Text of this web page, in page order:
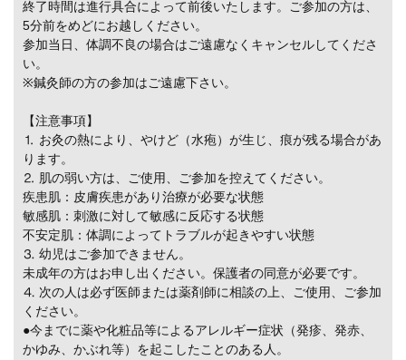
終了時間は進行具合によって前後いたします。ご参加の方は、
5分前をめどにお越しください。
参加当日、体調不良の場合はご遠慮なくキャンセルしてくださ
い。
※鍼灸師の方の参加はご遠慮下さい。
【注意事項】
⒈ お灸の熱により、やけど（水疱）が生じ、痕が残る場合があ
ります。
⒉ 肌の弱い方は、ご使用、ご参加を控えてください。
疾患肌：皮膚疾患があり治療が必要な状態
敏感肌：刺激に対して敏感に反応する状態
不安定肌：体調によってトラブルが起きやすい状態
⒊ 幼児はご参加できません。
未成年の方はお申し出ください。保護者の同意が必要です。
⒋ 次の人は必ず医師または薬剤師に相談の上、ご使用、ご参加
ください。
●今までに薬や化粧品等によるアレルギー症状（発疹、発赤、
かゆみ、かぶれ等）を起こしたことのある人。